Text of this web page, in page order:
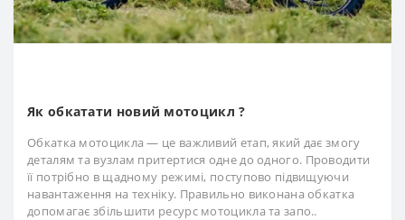
Як обкатати новий мотоцикл ?
Обкатка мотоцикла — це важливий етап, який дає змогу
деталям та вузлам притертися одне до одного. Проводити
її потрібно в щадному режимі, поступово підвищуючи
навантаження на техніку. Правильно виконана обкатка
допомагає збільшити ресурс мотоцикла та запо..